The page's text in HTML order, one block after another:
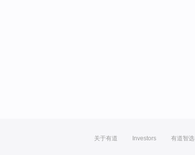
关于有道 Investors 有道智选